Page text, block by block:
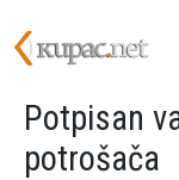
Potpisan
potrošača